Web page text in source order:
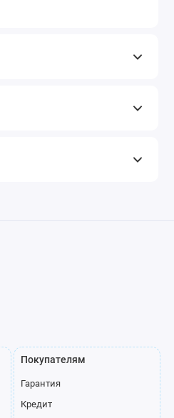
Покупателям
Гарантия
Кредит